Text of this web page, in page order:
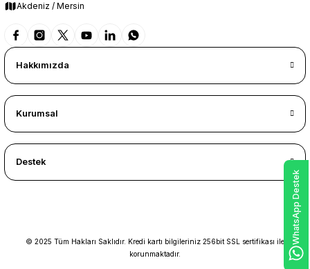
Akdeniz / Mersin
Hakkımızda
Kurumsal
Destek
© 2025 Tüm Hakları Saklıdır. Kredi kartı bilgileriniz 256bit SSL sertifikası ile
korunmaktadır.
WhatsApp Destek